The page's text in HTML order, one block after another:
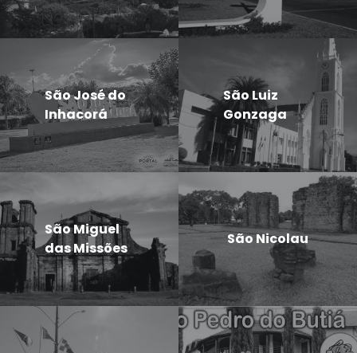
São José do
Inhacorá
São Luiz
Gonzaga
São Miguel
das Missões
São Nicolau